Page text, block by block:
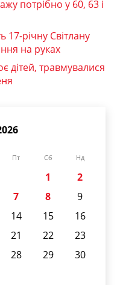
потрібно у 60, 63 і
річну Світлану
на руках
дітей, травмувалися
Пт Сб Нд
1
2
7 8
9
14 15
16
21 22
23
28 29
30